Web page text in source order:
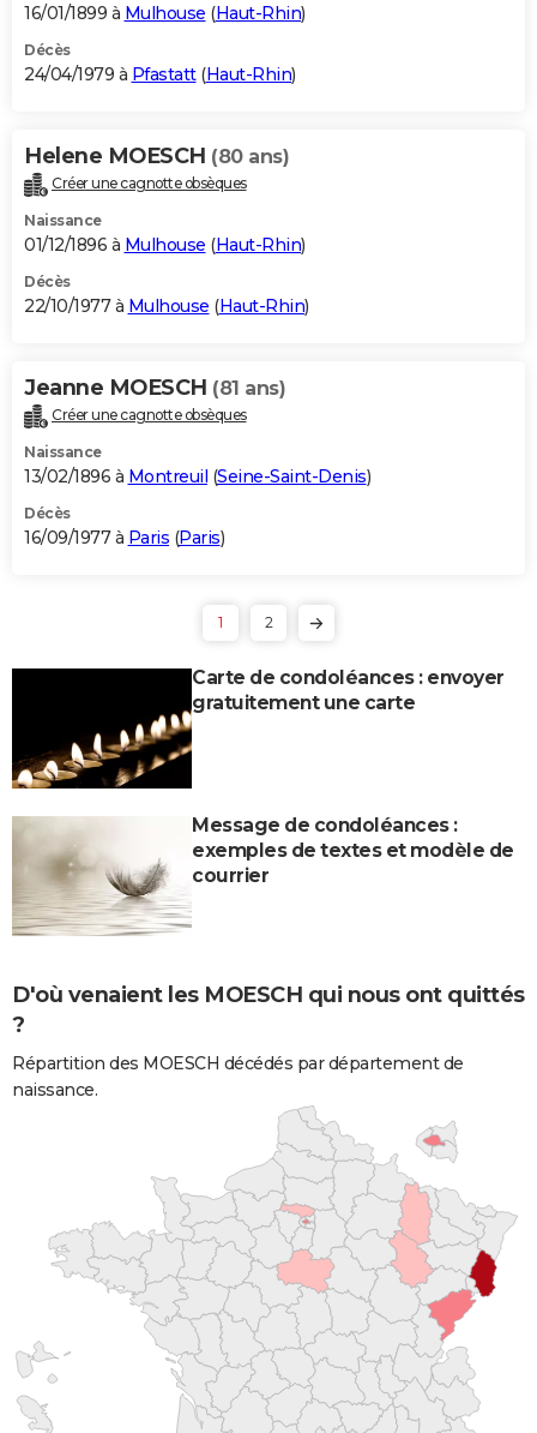
16/01/1899 à Mulhouse (Haut-Rhin)
Décès
24/04/1979 à Pfastatt(Haut-Rhin)
Helene MOESCH (80 ans)
Créer une cagnotte obsèques
Naissance
01/12/1896 à Mulhouse (Haut-Rhin)
Décès
22/10/1977 à Mulhouse (Haut-Rhin)
Jeanne MOESCH (81 ans)
Créer une cagnotte obsèques
Naissance
13/02/1896 à Montreuil (Seine-Saint-Denis)
Décès
16/09/1977 à Paris (Paris)
1 2
Carte de condoléances : envoyer
gratuitement une carte
Message de condoléances :
exemples de textes et modèle de
courrier
D'où venaient les MOESCH qui nous ont quittés
?
Répartition des MOESCH décédés par département de
naissance.